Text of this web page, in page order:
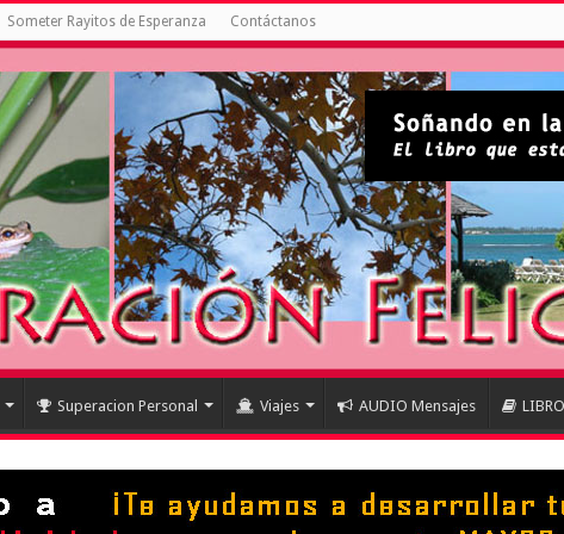
Someter Rayitos de Esperanza Contáctanos
Superacion Personal Viajes AUDIO Mensajes